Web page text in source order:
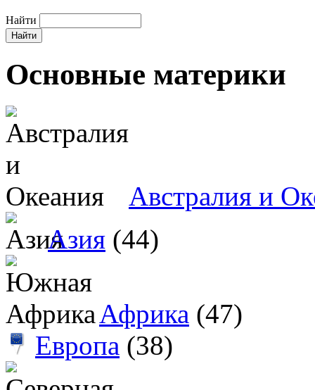
Найти
Основные материки
Австралия и
Азия (44)
Африка (47)
Европа (38)